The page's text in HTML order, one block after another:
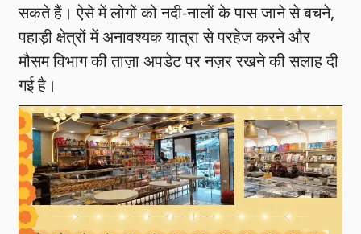
सकते हैं। ऐसे में लोगों को नदी-नालों के पास जाने से बचने,
पहाड़ी क्षेत्रों में अनावश्यक यात्रा से परहेज करने और
मौसम विभाग की ताज़ा अपडेट पर नज़र रखने की सलाह दी
गई है।